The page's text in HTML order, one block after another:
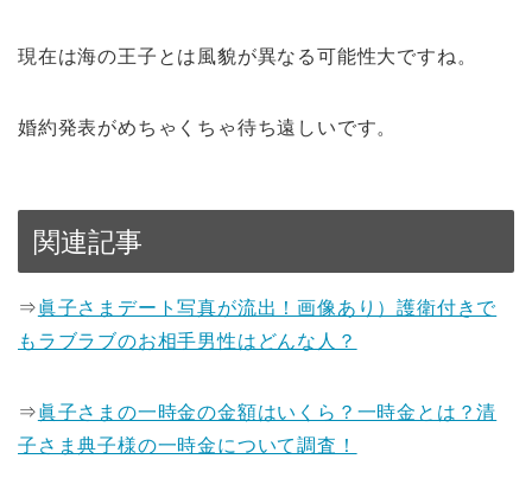
現在は海の王子とは風貌が異なる可能性大ですね。
婚約発表がめちゃくちゃ待ち遠しいです。
関連記事
⇒眞子さまデート写真が流出！画像あり）護衛付きで
もラブラブのお相手男性はどんな人？
⇒眞子さまの一時金の金額はいくら？一時金とは？清
子さま典子様の一時金について調査！